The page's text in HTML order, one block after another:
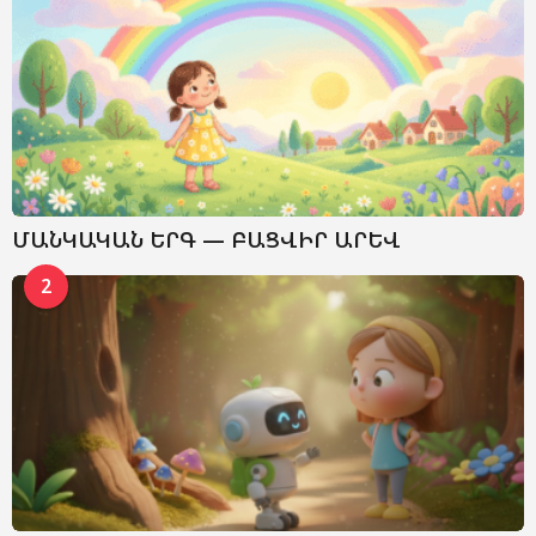
ՄԱՆԿԱԿԱՆ ԵՐԳ — ԲԱՑՎԻՐ ԱՐԵՎ
2